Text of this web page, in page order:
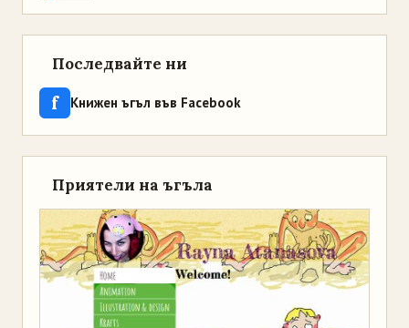
Последвайте ни
f Книжен ъгъл във Facebook
Приятели на ъгъла